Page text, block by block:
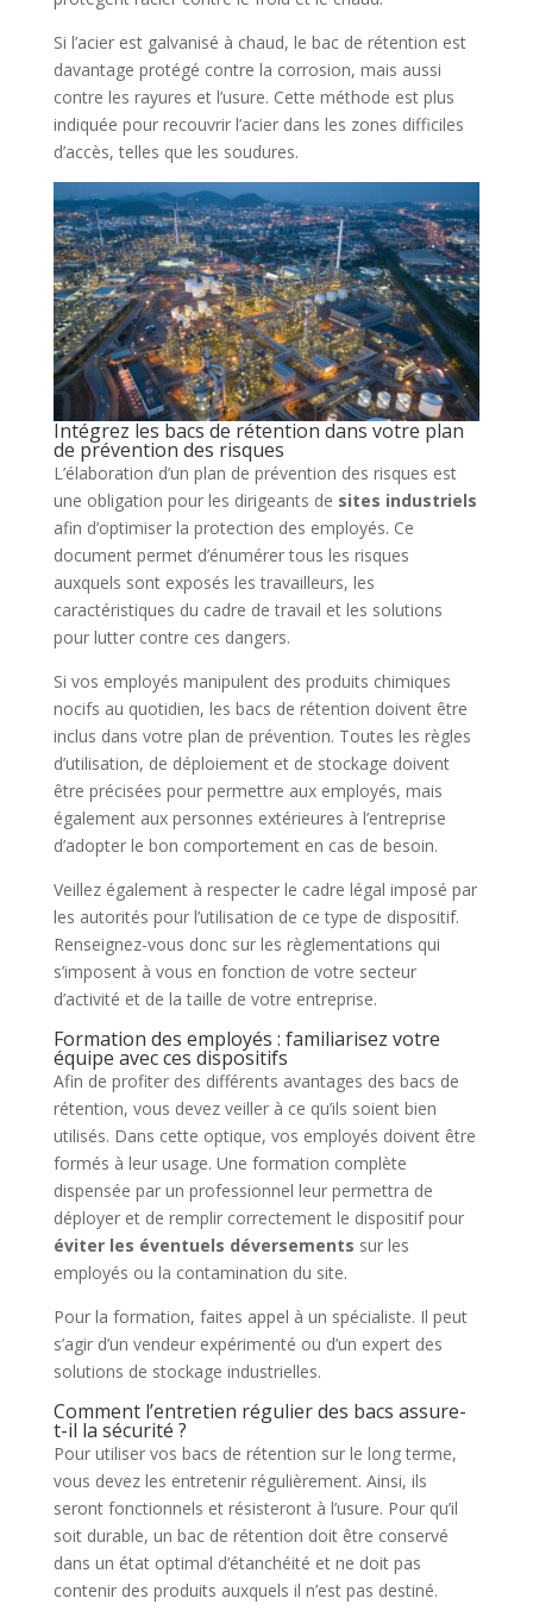
Si l’acier est galvanisé à chaud, le bac de rétention est
davantage protégé contre la corrosion, mais aussi
contre les rayures et l’usure. Cette méthode est plus
indiquée pour recouvrir l’acier dans les zones difficiles
d’accès, telles que les soudures.
Intégrez les bacs de rétention dans votre plan
de prévention des risques
L’élaboration d’un plan de prévention des risques est
une obligation pour les dirigeants de sites industriels
afin d’optimiser la protection des employés. Ce
document permet d’énumérer tous les risques
auxquels sont exposés les travailleurs, les
caractéristiques du cadre de travail et les solutions
pour lutter contre ces dangers.
Si vos employés manipulent des produits chimiques
nocifs au quotidien, les bacs de rétention doivent être
inclus dans votre plan de prévention. Toutes les règles
d’utilisation, de déploiement et de stockage doivent
être précisées pour permettre aux employés, mais
également aux personnes extérieures à l’entreprise
d’adopter le bon comportement en cas de besoin.
Veillez également à respecter le cadre légal imposé par
les autorités pour l’utilisation de ce type de dispositif.
Renseignez-vous donc sur les règlementations qui
s’imposent à vous en fonction de votre secteur
d’activité et de la taille de votre entreprise.
Formation des employés : familiarisez votre
équipe avec ces dispositifs
Afin de profiter des différents avantages des bacs de
rétention, vous devez veiller à ce qu’ils soient bien
utilisés. Dans cette optique, vos employés doivent être
formés à leur usage. Une formation complète
dispensée par un professionnel leur permettra de
déployer et de remplir correctement le dispositif pour
éviter les éventuels déversements sur les
employés ou la contamination du site.
Pour la formation, faites appel à un spécialiste. Il peut
s’agir d’un vendeur expérimenté ou d’un expert des
solutions de stockage industrielles.
Comment l’entretien régulier des bacs assure-
t-il la sécurité ?
Pour utiliser vos bacs de rétention sur le long terme,
vous devez les entretenir régulièrement. Ainsi, ils
seront fonctionnels et résisteront à l’usure. Pour qu’il
soit durable, un bac de rétention doit être conservé
dans un état optimal d’étanchéité et ne doit pas
contenir des produits auxquels il n’est pas destiné.